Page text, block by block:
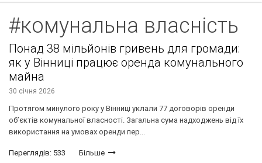
#комунальна власність
Понад 38 мільйонів гривень для громади:
як у Вінниці працює оренда комунального
майна
30 січня 2026
Протягом минулого року у Вінниці уклали 77 договорів оренди
об’єктів комунальної власності. Загальна сума надходжень від їх
використання на умовах оренди пер...
Переглядів: 533 Більше